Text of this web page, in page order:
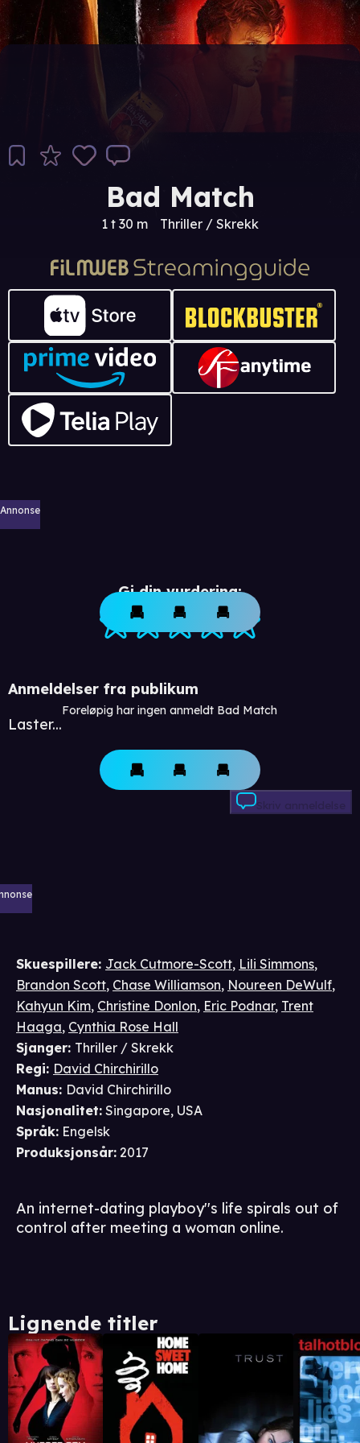
Bad Match
1 t 30 m Thriller / Skrekk
Annonse
Gi din vurdering:
Anmeldelser fra publikum
Laster...
Foreløpig har ingen anmeldt Bad Match
Skriv anmeldelse
Skuespillere: Jack Cutmore-Scott, Lili Simmons,
Brandon Scott, Chase Williamson, Noureen DeWulf,
Kahyun Kim, Christine Donlon, Eric Podnar, Trent
Haaga, Cynthia Rose Hall
Sjanger: Thriller / Skrekk
Regi: David Chirchirillo
Manus: David Chirchirillo
Nasjonalitet: Singapore, USA
Språk: Engelsk
Produksjonsår: 2017
An internet-dating playboy''s life spirals out of
control after meeting a woman online.
Lignende titler